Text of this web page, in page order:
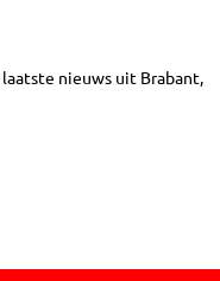
nieuws uit Brabant,